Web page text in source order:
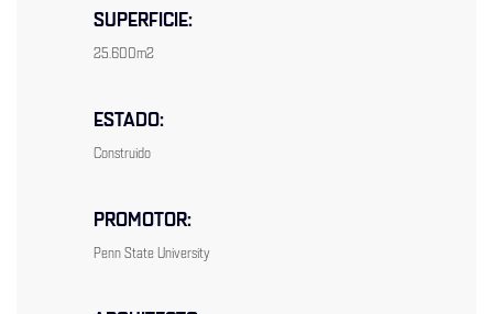
SUPERFICIE:
25.600m2
ESTADO:
Construido
PROMOTOR:
Penn State University